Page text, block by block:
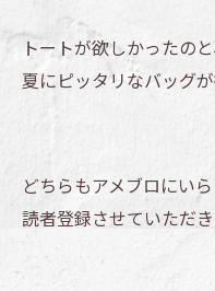
トートが欲しかったのと
夏にピッタリなバッグ
どちらもアメブロにい
読者登録させていただ